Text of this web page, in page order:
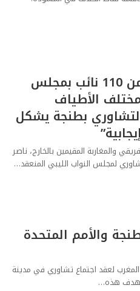
بوريطة: مشاركة أزيد من 110 نائب بمجلس
الأطياف
بطنجة يشكل
والمغاربة المقيمين بالخارج، ناصر
لمجلس النواب الليبي المنعقد…
والأمم المتحدة
لعقد اجتماع تشاوري في مدينة
هذه…